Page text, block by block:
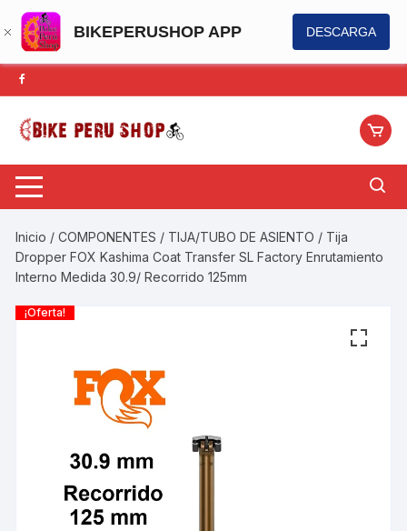
BIKEPERUSHOP APP DESCARGA
Saltar
al
contenido
Inicio /COMPONENTES / TIJA/TUBO DE ASIENTO / Tija
Dropper FOX Kashima Coat Transfer SL Factory Enrutamiento
Interno Medida 30.9/ Recorrido 125mm
¡Oferta!